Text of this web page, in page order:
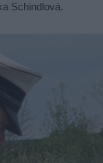
Schindlová.